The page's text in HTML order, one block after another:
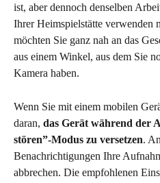
ist, aber dennoch denselben
Ihrer Heimspielstätte verwenden
möchten Sie ganz nah an das
aus einem Winkel, aus dem Sie
Kamera haben.
Wenn Sie mit einem mobilen
daran, das Gerät während der
stören”-Modus zu versetzen.
Benachrichtigungen Ihre
abbrechen. Die empfohlenen